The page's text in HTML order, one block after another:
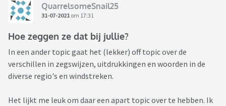
QuarrelsomeSnail25
31-07-2021 om 17:31
Hoe zeggen ze dat bij jullie?
In een ander topic gaat het (lekker) off topic over de
verschillen in zegswijzen, uitdrukkingen en woorden in de
diverse regio's en windstreken.
Het lijkt me leuk om daar een apart topic over te hebben. Ik